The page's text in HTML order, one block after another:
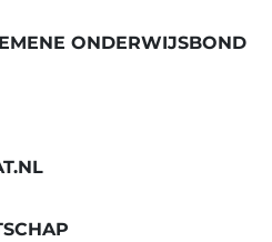
ONDERWIJSBOND